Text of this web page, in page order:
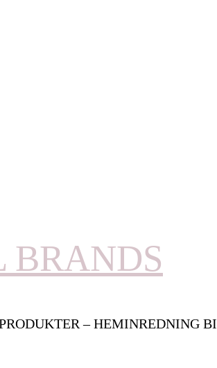
– HEMINREDNING